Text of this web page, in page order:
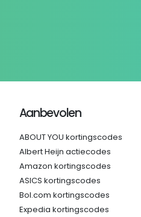
Aanbevolen
ABOUT YOU kortingscodes
Albert Heijn actiecodes
Amazon kortingscodes
ASICS kortingscodes
Bol.com kortingscodes
Expedia kortingscodes